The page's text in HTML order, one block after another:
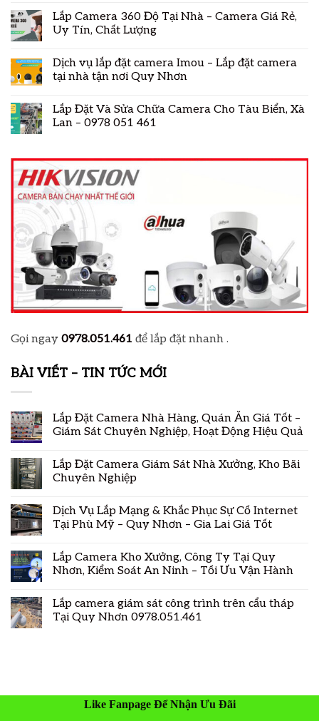
Lắp Camera 360 Độ Tại Nhà – Camera Giá Rẻ,
Uy Tín, Chất Lượng
Dịch vụ lắp đặt camera Imou – Lắp đặt camera
tại nhà tận nơi Quy Nhơn
Lắp Đặt Và Sửa Chữa Camera Cho Tàu Biển, Xà
Lan – 0978 051 461
Gọi ngay 0978.051.461 để lắp đặt nhanh .
BÀI VIẾT – TIN TỨC MỚI
Lắp Đặt Camera Nhà Hàng, Quán Ăn Giá Tốt –
Giám Sát Chuyên Nghiệp, Hoạt Động Hiệu Quả
Lắp Đặt Camera Giám Sát Nhà Xưởng, Kho Bãi
Chuyên Nghiệp
Dịch Vụ Lắp Mạng & Khắc Phục Sự Cố Internet
Tại Phù Mỹ – Quy Nhơn – Gia Lai Giá Tốt
Lắp Camera Kho Xưởng, Công Ty Tại Quy
Nhơn, Kiểm Soát An Ninh – Tối Ưu Vận Hành
Lắp camera giám sát công trình trên cẩu tháp
Tại Quy Nhơn 0978.051.461
Like Fanpage Để Nhận Ưu Đãi